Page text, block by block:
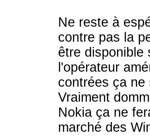
Ne reste à
contre pas la
être disponible
l'opérateur
contrées ça
Vraiment
Nokia ça ne
marché des